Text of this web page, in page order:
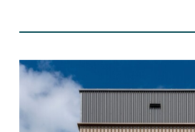
Onderhandelingsresultaat
cao
2026-
2028